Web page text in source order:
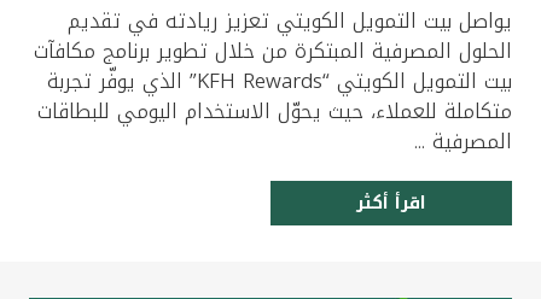
يواصل بيت التمويل الكويتي تعزيز ريادته في تقديم
الحلول المصرفية المبتكرة من خلال تطوير برنامج مكافآت
بيت التمويل الكويتي “KFH Rewards” الذي يوفّر تجربة
متكاملة للعملاء، حيث يحوّل الاستخدام اليومي للبطاقات
المصرفية ...
اقرأ أكثر